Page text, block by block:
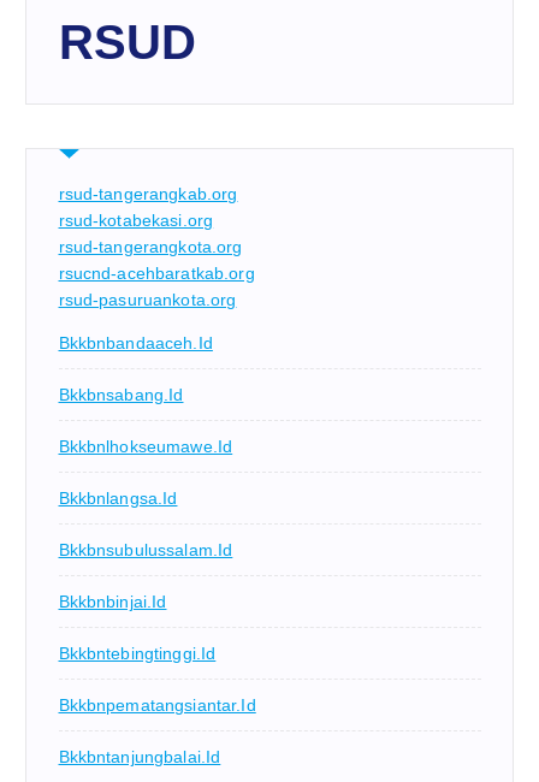
RSUD
rsud-tangerangkab.org
rsud-kotabekasi.org
rsud-tangerangkota.org
rsucnd-acehbaratkab.org
rsud-pasuruankota.org
Bkkbnbandaaceh.id
Bkkbnsabang.id
Bkkbnlhokseumawe.id
Bkkbnlangsa.id
Bkkbnsubulussalam.id
Bkkbnbinjai.id
Bkkbntebingtinggi.id
Bkkbnpematangsiantar.id
Bkkbntanjungbalai.id